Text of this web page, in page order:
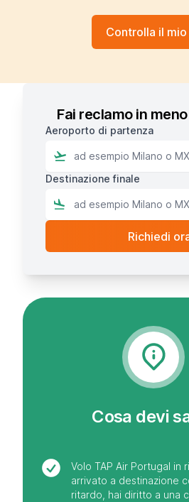
Controlla il
Fai reclamo in
Aeroporto di partenza
Destinazione finale
Cosa devi
Volo TAP Air Portugal in
arrivato a destinazione
ritardo, hai diritto a una